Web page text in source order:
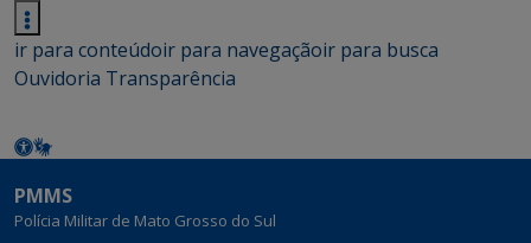
ir para conteúdoir para navegaçãoir para busca
Ouvidoria Transparência
PMMS
Polícia Militar de Mato Grosso do Sul